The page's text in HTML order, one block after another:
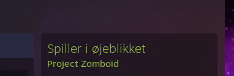
Spiller i øjeblikket
Project Zomboid